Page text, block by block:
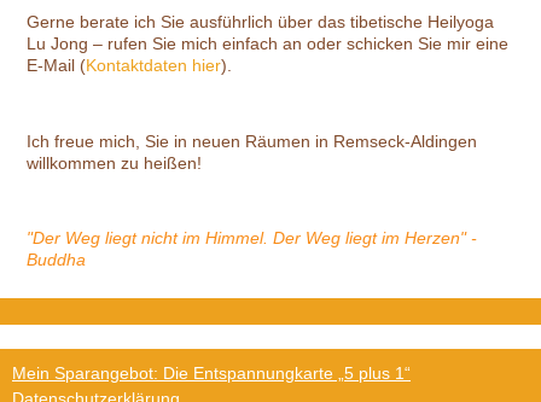
Gerne berate ich Sie ausführlich über das tibetische Heilyoga
Lu Jong – rufen Sie mich einfach an oder schicken Sie mir eine
E-Mail (Kontaktdaten hier).
Ich freue mich, Sie in neuen Räumen in Remseck-Aldingen
willkommen zu heißen!
"Der Weg liegt nicht im Himmel. Der Weg liegt im Herzen" -
Buddha
Mein Sparangebot: Die Entspannungkarte „5 plus 1“
Datenschutzerklärung